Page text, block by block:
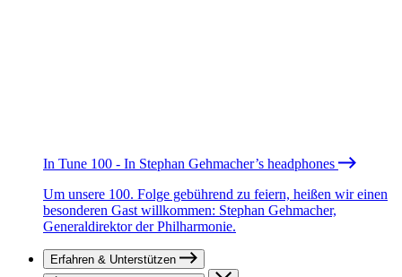
In Tune 100 - In Stephan Gehmacher’s headphones
Um unsere 100. Folge gebührend zu feiern, heißen wir einen
besonderen Gast willkommen: Stephan Gehmacher,
Generaldirektor der Philharmonie.
Erfahren & Unterstützen